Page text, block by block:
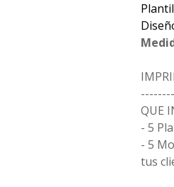
QUE
- 5
- 5
tus